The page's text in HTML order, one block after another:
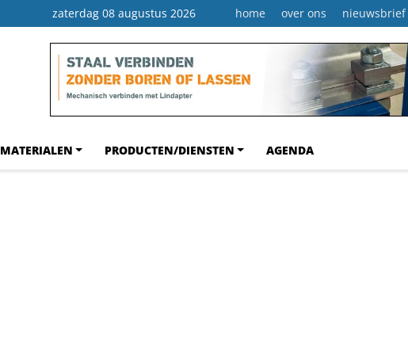
zaterdag 08 augustus 2026 home over ons nieuwsbrief
MATERIALEN PRODUCTEN/DIENSTEN AGENDA